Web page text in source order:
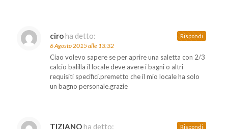
ciroha detto:
6 Agosto 2015 alle 13:32
Ciao volevo sapere se per aprire una saletta con 2/3
calcio balilla il locale deve avere i bagni o altri
requisiti specifici.premetto che il mio locale ha solo
un bagno personale.grazie
Rispondi
TIZIANOha detto: Rispondi